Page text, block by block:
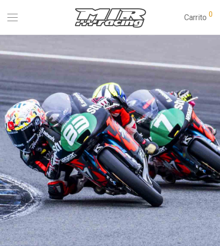
Carrito 0